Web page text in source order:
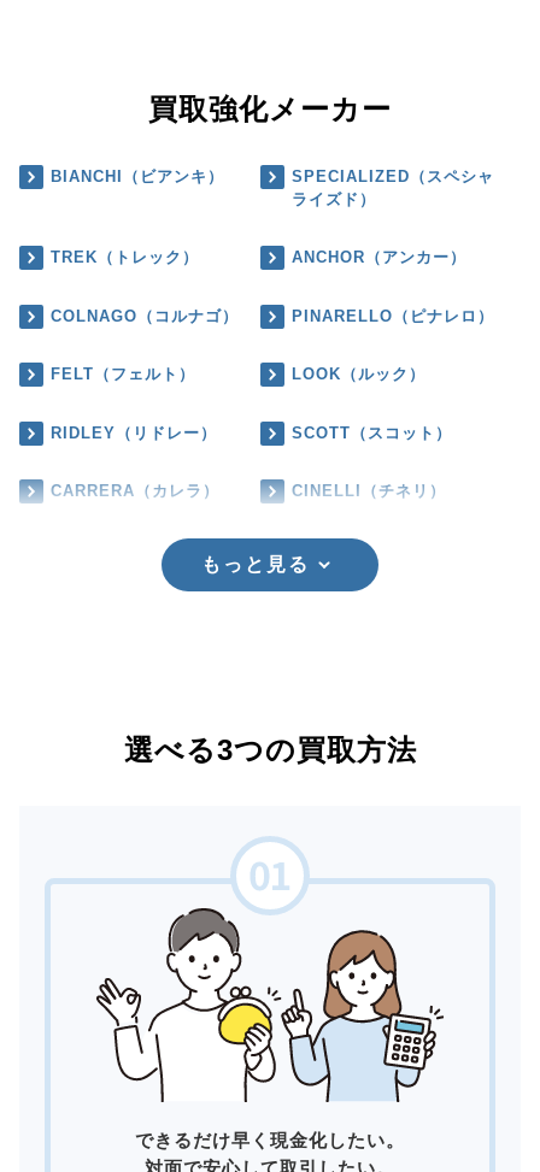
買取強化メーカー
BIANCHI（ビアンキ）
SPECIALIZED（スペシャ
ライズド）
TREK（トレック） ANCHOR（アンカー）
COLNAGO（コルナゴ） PINARELLO（ピナレロ）
FELT（フェルト） LOOK（ルック）
RIDLEY（リドレー） SCOTT（スコット）
CARRERA（カレラ） CINELLI（チネリ）
もっと見る
選べる3つの買取方法
できるだけ早く現金化したい。